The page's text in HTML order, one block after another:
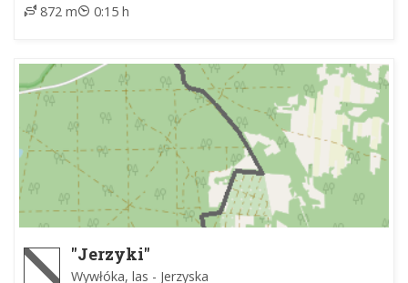
872 m
0:15 h
"Jerzyki"
Wywłóka, las - Jerzyska